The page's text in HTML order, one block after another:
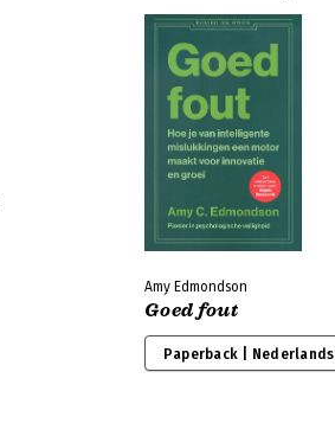
Amy Edmondson
Goed fout
Paperback | Nederlands